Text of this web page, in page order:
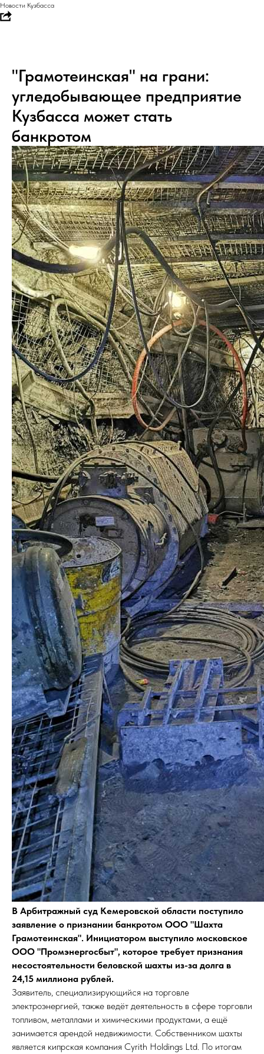
Новости Кузбасса
"Грамотеинская" на грани:
угледобывающее предприятие
Кузбасса может стать
банкротом
В Арбитражный суд Кемеровской области поступило
заявление о признании банкротом ООО "Шахта
Грамотеинская". Инициатором выступило московское
ООО "Промэнергосбыт", которое требует признания
несостоятельности беловской шахты из-за долга в
24,15 миллиона рублей.
Заявитель, специализирующийся на торговле
электроэнергией, также ведёт деятельность в сфере торговли
топливом, металлами и химическими продуктами, а ещё
занимается арендой недвижимости. Собственником шахты
является кипрская компания Cyrith Holdings Ltd. По итогам